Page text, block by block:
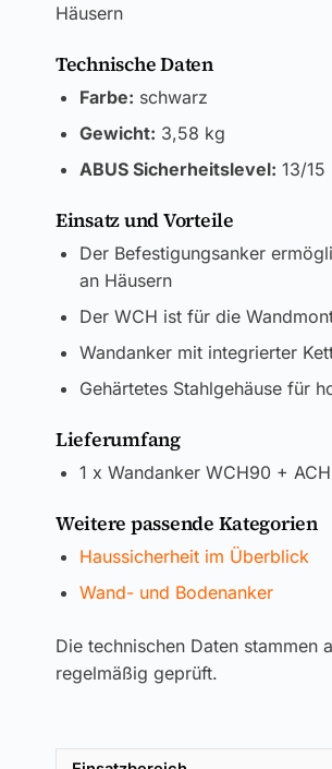
Häusern
Technische Daten
Farbe: schwarz
Gewicht: 3,58 kg
ABUS Sicherheitslevel: 13/15
Einsatz und Vorteile
Der Befestigungsanker
an Häusern
Der WCH ist für die
Wandanker mit integrierter
Gehärtetes Stahlgehäuse für
Lieferumfang
1 x Wandanker WCH90 +
Weitere passende Kategorien
Haussicherheit im Überblick
Wand- und Bodenanker
Die technischen Daten stammen
regelmäßig geprüft.